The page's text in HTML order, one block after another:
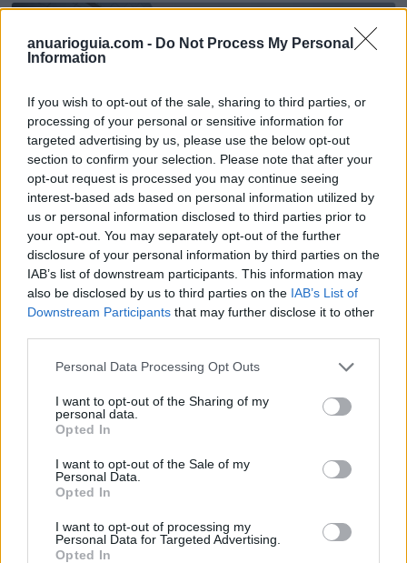
anuarioguia.com - Do Not Process My Personal
Information
If you wish to opt-out of the sale, sharing to third parties, or
processing of your personal or sensitive information for
targeted advertising by us, please use the below opt-out
section to confirm your selection. Please note that after your
opt-out request is processed you may continue seeing
interest-based ads based on personal information utilized by
us or personal information disclosed to third parties prior to
your opt-out. You may separately opt-out of the further
disclosure of your personal information by third parties on the
IAB’s list of downstream participants. This information may
also be disclosed by us to third parties on the IAB’s List of
Downstream Participants that may further disclose it to other
Personal Data Processing Opt Outs
I want to opt-out of the Sharing of my
personal data.
Opted In
I want to opt-out of the Sale of my
Personal Data.
Opted In
I want to opt-out of processing my
Personal Data for Targeted Advertising.
Opted In
Aceros Alcalá, S.L.
Alcalá de Henares (Madrid)
Ver más
13.259
1557